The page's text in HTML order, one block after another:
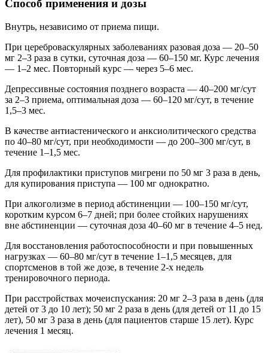
Способ применения и дозы
Внутрь, независимо от приема пищи.
При цереброваскулярных заболеваниях разовая доза — 20–50
мг 2–3 раза в сутки, суточная доза — 60–150 мг. Курс лечения
— 1–2 мес. Повторный курс — через 5–6 мес.
Депрессивные состояния позднего возраста — 40–200 мг/сут
за 2–3 приема, оптимальная доза — 60–120 мг/сут, в течение
1,5–3 мес.
В качестве антиастенического и анксиолитического средства
по 40–80 мг/сут, при необходимости — до 200–300 мг/сут, в
течение 1–1,5 мес.
Для профилактики приступов мигрени по 50 мг 3 раза в день,
для купирования приступа — 100 мг однократно.
При алкоголизме в период абстиненции — 100–150 мг/сут,
коротким курсом 6–7 дней; при более стойких нарушениях
вне абстиненции — суточная доза 40–60 мг в течение 4–5 нед.
Для восстановления работоспособности и при повышенных
нагрузках — 60–80 мг/сут в течение 1–1,5 месяцев, для
спортсменов в той же дозе, в течение 2-х недель
тренировочного периода.
При расстройствах мочеиспускания: 20 мг 2–3 раза в день (для
детей от 3 до 10 лет); 50 мг 2 раза в день (для детей от 11 до 15
лет), 50 мг 3 раза в день (для пациентов старше 15 лет). Курс
лечения 1 месяц.